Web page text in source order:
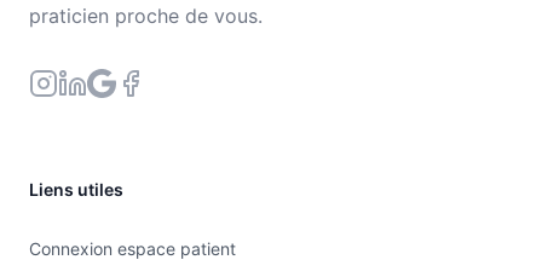
praticien proche de vous.
Liens utiles
Connexion espace patient